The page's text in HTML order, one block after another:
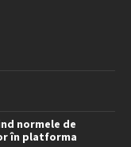
normele de
în platforma